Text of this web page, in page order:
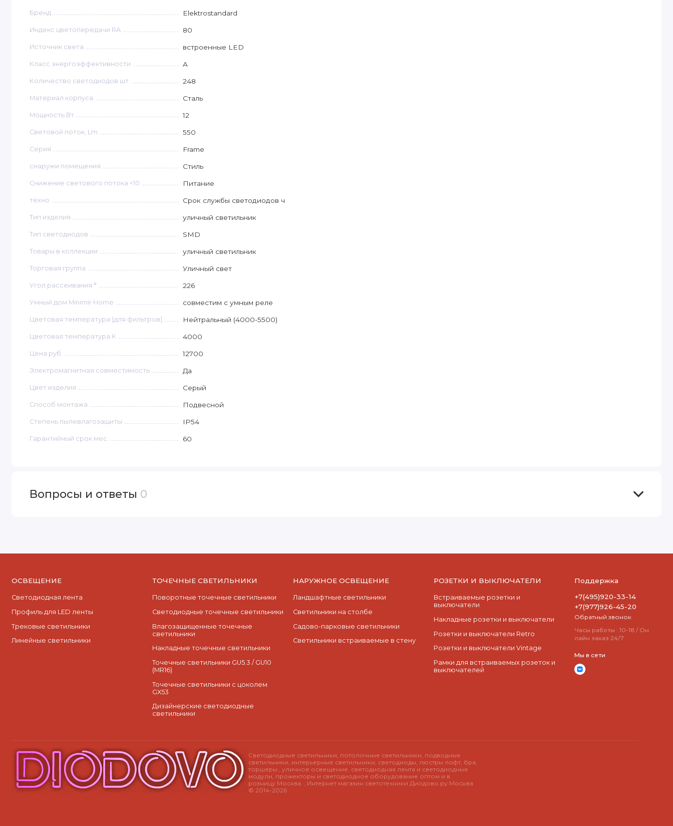
Бренд Elektrostandard
Индекс цветопередачи RA 80
Источник света встроенные LED
Класс энергоэффективности A
Количество светодиодов шт. 248
Материал корпуса Сталь
Мощность Вт 12
Световой поток, Lm 550
Серия Frame
снаружи помещения Стиль
Снижение светового потока <10 Питание
техно Срок службы светодиодов ч
Тип изделия уличный светильник
Тип светодиодов SMD
Товары в коллекции уличный светильник
Торговая группа Уличный свет
Угол рассеивания ° 226
Умный дом Minimir Home совместим с умным реле
Цветовая температура (для фильтров) Нейтральный (4000-5500)
Цветовая температура К 4000
Цена руб. 12700
Электромагнитная совместимость Да
Цвет изделия Серый
Способ монтажа Подвесной
Степень пылевлагозащиты IP54
Гарантийный срок мес. 60
Вопросы и ответы 0
ОСВЕЩЕНИЕ
Светодиодная лента
Профиль для LED ленты
Трековые светильники
Линейные светильники
ТОЧЕЧНЫЕ СВЕТИЛЬНИКИ
Поворотные точечные светильники
Cветодиодные точечные светильники
Влагозащищенные точечные
светильники
Накладные точечные светильники
Точечные светильники GU5.3 / GU10
(MR16)
Точечные светильники с цоколем
GX53
Дизайнерские светодиодные
светильники
НАРУЖНОЕ ОСВЕЩЕНИЕ
Ландшафтные светильники
Светильники на столбе
Садово-парковые светильники
Светильники встраиваемые в стену
РОЗЕТКИ И ВЫКЛЮЧАТЕЛИ
Встраиваемые розетки и
выключатели
Накладные розетки и выключатели
Розетки и выключатели Retro
Розетки и выключатели Vintage
Рамки для встраиваемых розеток и
выключателей
Поддержка
+7(495)920-33-14
+7(977)926-45-20
Обратный звонок
Часы работы : 10-18 / Он
лайн заказ 24/7
Мы в сети
Светодиодные светильники, потолочные светильники, подводные
светильники, интерьерные светильники, светодиоды, люстры лофт, бра,
торшеры , уличное освещение, светодиодная лента и светодиодные
модули, прожекторы и светодиодное оборудование оптом и в
розницу Москва. , Интернет магазин светотехники Диодово.ру Москва
© 2014-2026